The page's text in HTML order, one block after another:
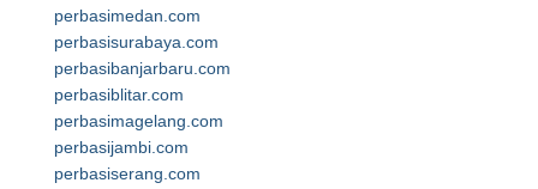
perbasimedan.com
perbasisurabaya.com
perbasibanjarbaru.com
perbasiblitar.com
perbasimagelang.com
perbasijambi.com
perbasiserang.com